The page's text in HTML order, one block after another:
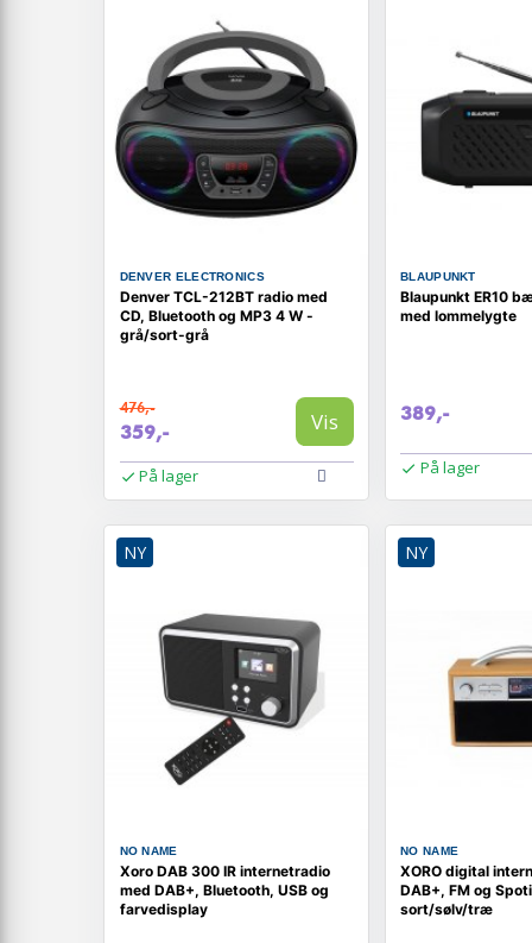
DENVER ELECTRONICS
Denver TCL-212BT radio med
CD, Bluetooth og MP3 4 W -
grå/sort-grå
476,-
359,- Vis
På lager
BLAUPUNKT
Blaupunkt ER10
med lommelygte
389,-
På lager
NY
NO NAME
Xoro DAB 300 IR internetradio
med DAB+, Bluetooth, USB og
farvedisplay
NY
NO NAME
XORO digital
DAB+, FM og
sort/sølv/træ